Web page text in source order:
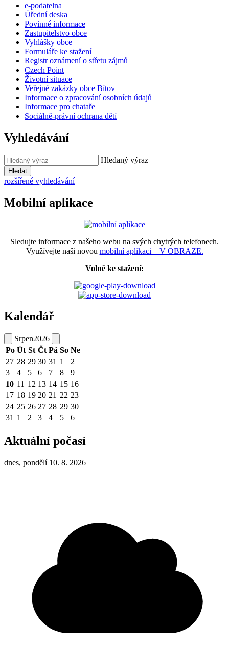
e-podatelna
Úřední deska
Povinné informace
Zastupitelstvo obce
Vyhlášky obce
Formuláře ke stažení
Registr oznámení o střetu zájmů
Czech Point
Životní situace
Veřejné zakázky obce Bítov
Informace o zpracování osobních údajů
Informace pro chataře
Sociálně-právní ochrana dětí
Vyhledávání
Hledaný výraz
Hledat
rozšířené vyhledávání
Mobilní aplikace
Sledujte informace z našeho webu na svých chytrých telefonech.
Využívejte naši novou mobilní aplikaci – V OBRAZE.
Volně ke stažení:
Kalendář
Srpen2026
Po Út St Čt Pá So Ne
27 28 29 30 31 1
2
3
4 5 6 7 8
9
10 11 12 13 14 15 16
17 18 19 20 21 22 23
24 25 26 27 28 29 30
31 1 2 3 4 5 6
Aktuální počasí
dnes, pondělí 10. 8. 2026